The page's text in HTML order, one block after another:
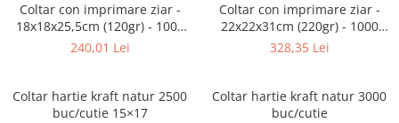
Coltar con imprimare ziar -
18x18x25,5cm (120gr) - 1000
buc
240,01 Lei
Coltar con imprimare ziar -
22x22x31cm (220gr) - 1000
buc
328,35 Lei
Coltar hartie kraft natur 2500
buc/cutie 15×17
Coltar hartie kraft natur 3000
buc/cutie